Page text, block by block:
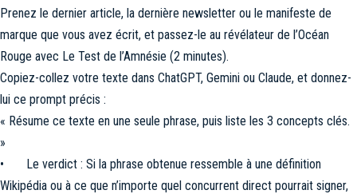
Prenez le dernier article, la dernière newsletter ou le manifeste de
marque que vous avez écrit, et passez-le au révélateur de l’Océan
Rouge avec Le Test de l’Amnésie (2 minutes).
Copiez-collez votre texte dans ChatGPT, Gemini ou Claude, et donnez-
lui ce prompt précis :
« Résume ce texte en une seule phrase, puis liste les 3 concepts clés.
»
• Le verdict : Si la phrase obtenue ressemble à une définition
Wikipédia ou à ce que n’importe quel concurrent direct pourrait signer,